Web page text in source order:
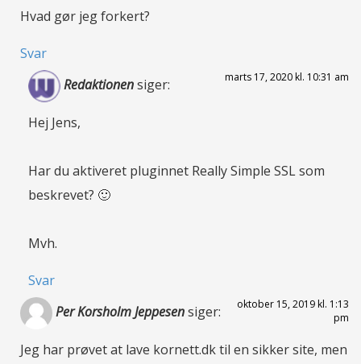
Hvad gør jeg forkert?
Svar
Redaktionensiger: marts 17, 2020 kl. 10:31 am
Hej Jens,
Har du aktiveret pluginnet Really Simple SSL som
beskrevet? 🙂
Mvh.
Svar
Per Korsholm Jeppesensiger:
oktober 15, 2019 kl. 1:13
pm
Jeg har prøvet at lave kornett.dk til en sikker site, men